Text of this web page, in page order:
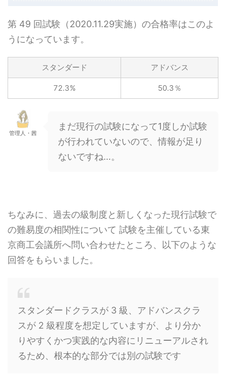
第 49 回試験（2020.11.29実施）の合格率はこのよ
うになっています。
スタンダード アドバンス
72.3% 50.3％
管理人・茜
まだ現行の試験になって1度しか試験
が行われていないので、情報が足り
ないですね…。
ちなみに、過去の級制度と新しくなった現行試験で
の難易度の相関性について 試験を主催している東
京商工会議所へ問い合わせたところ、以下のような
回答をもらいました。
スタンダードクラスが 3 級、 アドバンスクラ
スが 2 級程度を想定していますが、 より分か
りやすくかつ実践的な内容にリニューアルされ
るため、 根本的な部分では別の試験です